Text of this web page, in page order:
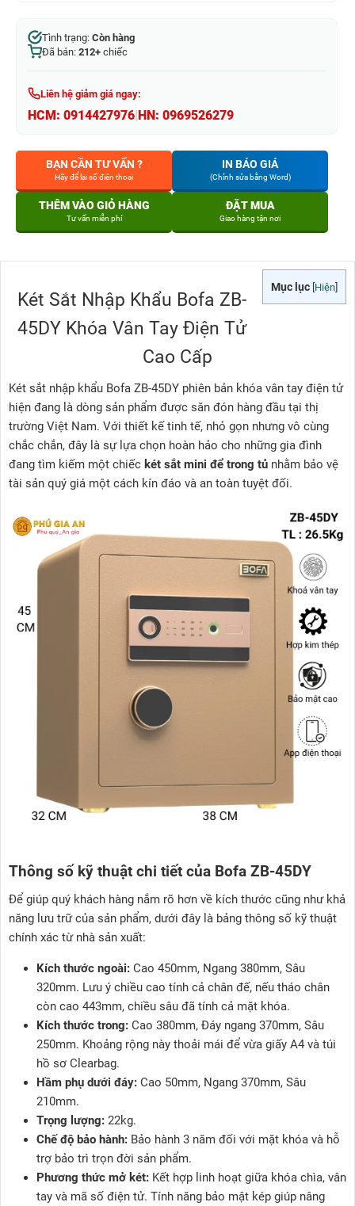
Tình trạng: Còn hàng
Đã bán: 212+ chiếc
Liên hệ giảm giá ngay:
HCM: 0914427976 HN: 0969526279
BẠN CẦN TƯ VẤN ?
Hãy để lại số điện thoại
IN BÁO GIÁ
(Chỉnh sửa bằng Word)
THÊM VÀO GIỎ HÀNG
Tư vấn miễn phí
ĐẶT MUA
Giao hàng tận nơi
Mục lục Hiện
Két Sắt Nhập Khẩu Bofa ZB-
45DY Khóa Vân Tay Điện Tử
Cao Cấp
Két sắt nhập khẩu Bofa ZB-45DY phiên bản khóa vân tay điện tử
hiện đang là dòng sản phẩm được săn đón hàng đầu tại thị
trường Việt Nam. Với thiết kế tinh tế, nhỏ gọn nhưng vô cùng
chắc chắn, đây là sự lựa chọn hoàn hảo cho những gia đình
đang tìm kiếm một chiếc két sắt mini để trong tủ nhằm bảo vệ
tài sản quý giá một cách kín đáo và an toàn tuyệt đối.
Thông số kỹ thuật chi tiết của Bofa ZB-45DY
Để giúp quý khách hàng nắm rõ hơn về kích thước cũng như khả
năng lưu trữ của sản phẩm, dưới đây là bảng thông số kỹ thuật
chính xác từ nhà sản xuất:
Kích thước ngoài: Cao 450mm, Ngang 380mm, Sâu
320mm. Lưu ý chiều cao tính cả chân đế, nếu tháo chân
còn cao 443mm, chiều sâu đã tính cả mặt khóa.
Kích thước trong: Cao 380mm, Đáy ngang 370mm, Sâu
250mm. Khoảng rộng này thoải mái để vừa giấy A4 và túi
hồ sơ Clearbag.
Hầm phụ dưới đáy: Cao 50mm, Ngang 370mm, Sâu
210mm.
Trọng lượng: 22kg.
Chế độ bảo hành: Bảo hành 3 năm đối với mặt khóa và hỗ
trợ bảo trì trọn đời sản phẩm.
Phương thức mở két: Kết hợp linh hoạt giữa khóa chìa, vân
tay và mã số điện tử. Tính năng bảo mật kép giúp nâng